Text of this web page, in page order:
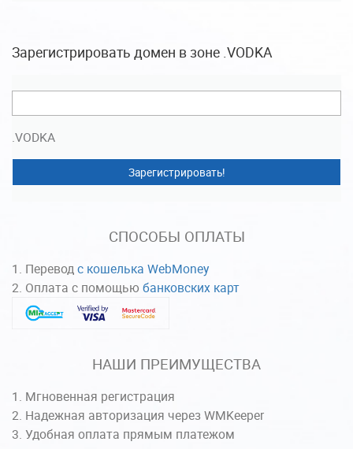
Зарегистрировать домен в зоне .VODKA
.VODKA
Зарегистрировать!
СПОСОБЫ ОПЛАТЫ
Переводс кошелька WebMoney
Оплата с помощью банковских карт
НАШИ ПРЕИМУЩЕСТВА
Мгновенная регистрация
Надежная авторизация через WMKeeper
Удобная оплата прямым платежом